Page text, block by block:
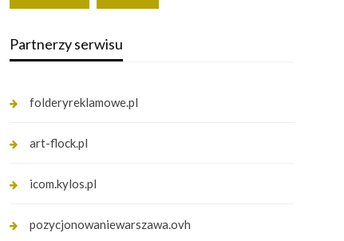
Partnerzy serwisu
folderyreklamowe.pl
art-flock.pl
icom.kylos.pl
pozycjonowaniewarszawa.ovh